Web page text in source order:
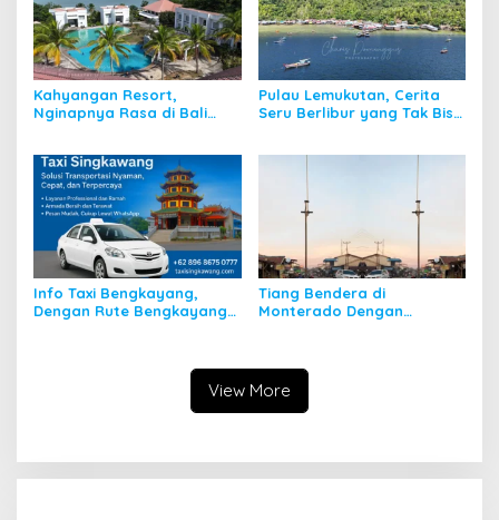
Kahyangan Resort,
Nginapnya Rasa di Bali
Pulau Lemukutan, Cerita
Seru Berlibur yang Tak Bisa
Info Taxi Bengkayang,
Dengan Rute Bengkayang
Tiang Bendera di
Monterado Dengan
View More